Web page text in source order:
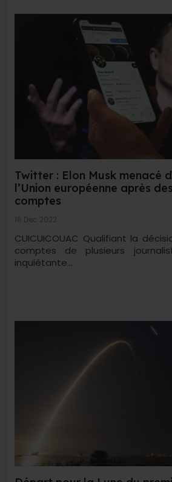
Twitter : Elon Musk menacé
l’Union européenne après
comptes
16 Dec 2022
CUICUICOUAC Qualifiant la
comptes de plusieurs
inquiétante...